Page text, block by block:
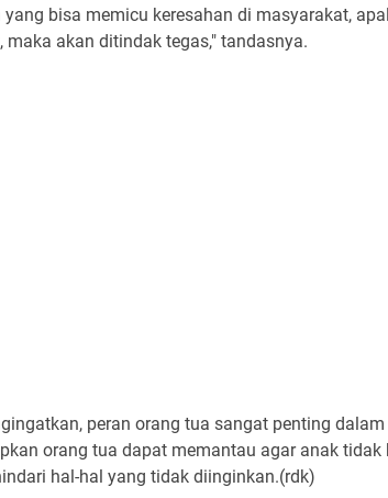
yang bisa memicu keresahan di masyarakat,
maka akan ditindak tegas," tandasnya.
peran orang tua sangat penting
orang tua dapat memantau agar anak
hal-hal yang tidak diinginkan.(rdk)